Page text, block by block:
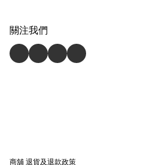
關注我們
商舖退貨及退款政策